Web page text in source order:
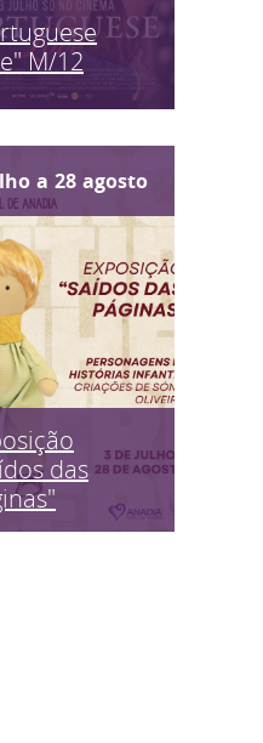
M/12
a 28 agosto
das